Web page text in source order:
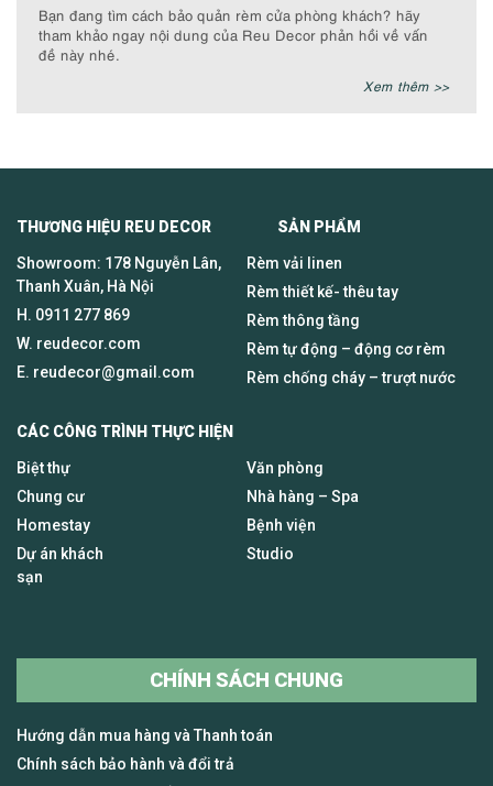
Bạn đang tìm cách bảo quản rèm cửa phòng khách? hãy
tham khảo ngay nội dung của Reu Decor phản hồi về vấn
đề này nhé.
Xem thêm >>
THƯƠNG HIỆU REU DECOR SẢN PHẨM
Showroom: 178 Nguyễn Lân,
Thanh Xuân, Hà Nội
H. 0911 277 869
W. reudecor.com
E. reudecor@gmail.com
Rèm vải linen
Rèm thiết kế- thêu tay
Rèm thông tầng
Rèm tự động – động cơ rèm
Rèm chống cháy – trượt nước
CÁC CÔNG TRÌNH THỰC HIỆN
Biệt thự
Chung cư
Homestay
Dự án khách
sạn
Văn phòng
Nhà hàng – Spa
Bệnh viện
Studio
CHÍNH SÁCH CHUNG
Hướng dẫn mua hàng và Thanh toán
Chính sách bảo hành và đổi trả